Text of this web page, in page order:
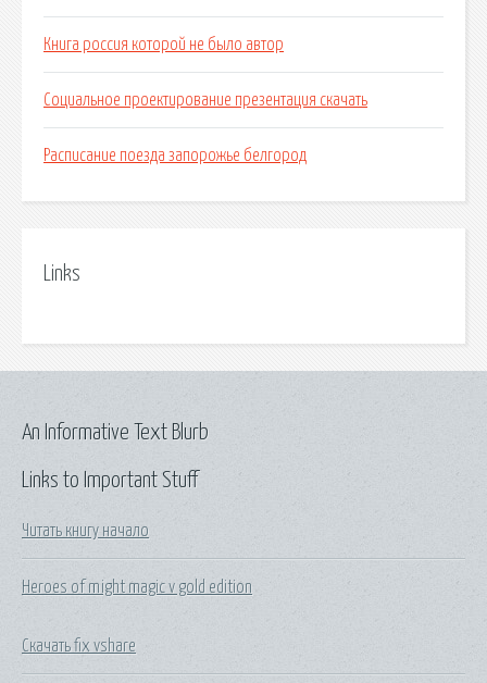
Книга россия которой не было автор
Социальное проектирование презентация скачать
Расписание поезда запорожье белгород
Links
Links to Important Stuff
Читать книгу начало
Heroes of might magic v gold edition
Скачать fix vshare
An Informative Text Blurb